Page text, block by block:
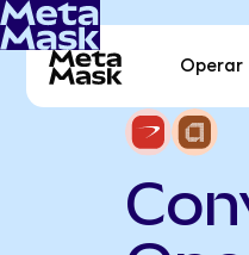
Operar